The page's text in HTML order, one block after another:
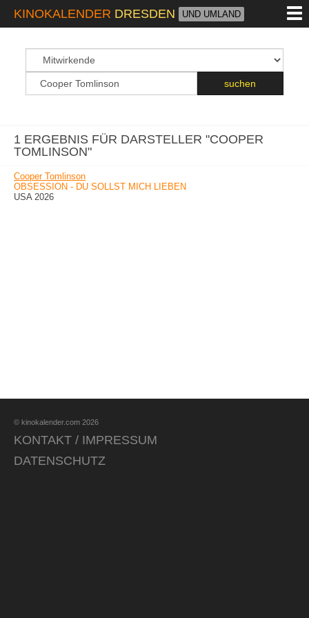
KINOKALENDER DRESDEN UND UMLAND
suchen
1 ERGEBNIS FÜR DARSTELLER "COOPER
TOMLINSON"
Cooper Tomlinson
OBSESSION - DU SOLLST MICH LIEBEN
USA 2026
© kinokalender.com 2026
KONTAKT / IMPRESSUM
DATENSCHUTZ